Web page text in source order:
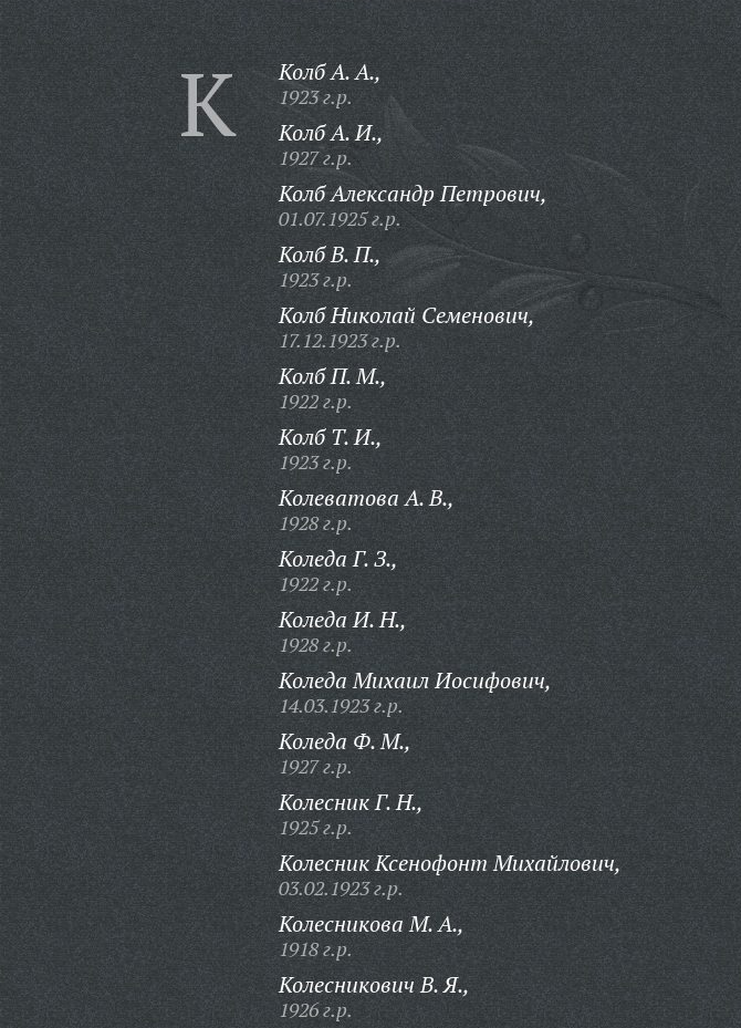
К Колб А. А.,
1923 г.р.
Колб А. И.,
1927 г.р.
Колб Александр Петрович,
01.07.1925 г.р.
Колб В. П.,
1923 г.р.
Колб Николай Семенович,
17.12.1923 г.р.
Колб П. М.,
1922 г.р.
Колб Т. И.,
1923 г.р.
Колеватова А. В.,
1928 г.р.
Коледа Г. З.,
1922 г.р.
Коледа И. Н.,
1928 г.р.
Коледа Михаил Иосифович,
14.03.1923 г.р.
Коледа Ф. М.,
1927 г.р.
Колесник Г. Н.,
1925 г.р.
Колесник Ксенофонт Михайлович,
03.02.1923 г.р.
Колесникова М. А.,
1918 г.р.
Колесникович В. Я.,
1926 г.р.